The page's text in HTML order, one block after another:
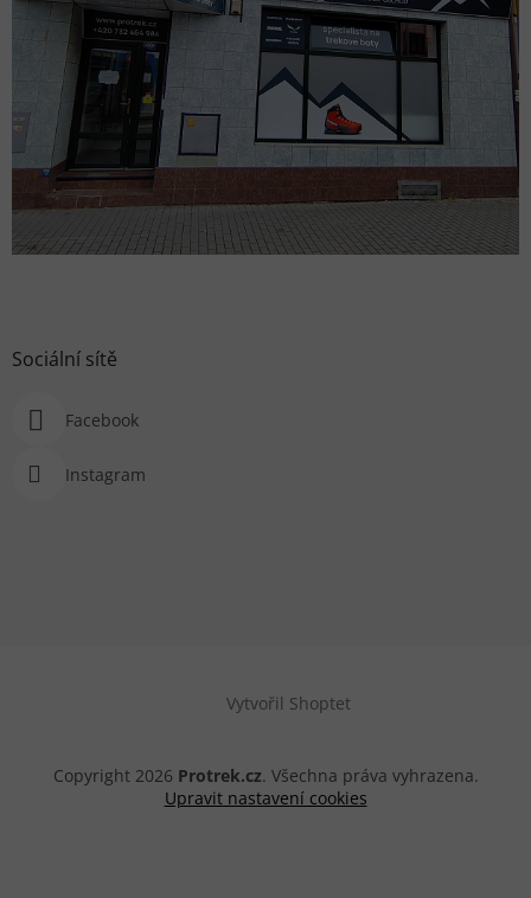
Sociální sítě
Facebook
Instagram
Vytvořil Shoptet
Copyright 2026 Protrek.cz. Všechna práva vyhrazena.
Upravit nastavení cookies